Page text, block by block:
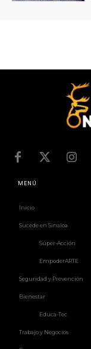
MENÚ
Inicio
Sucede en Sinaloa
Súper-Acción
EmpoderARTE
Seguridad y Prevención
Bienestar
Educa-Tec
Trabajo y Negocios